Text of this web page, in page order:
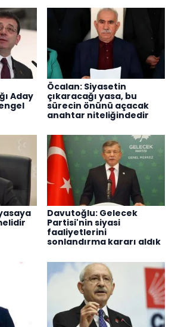
Aday
Öcalan: Siyasetin
çıkaracağı yasa, bu
sürecin önünü açacak
anahtar niteliğindedir
Davutoğlu: Gelecek
Partisi'nin siyasi
faaliyetlerini
sonlandırma kararı aldık